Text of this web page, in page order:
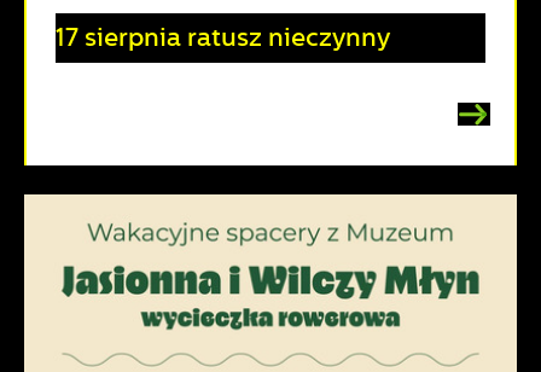
17 sierpnia ratusz nieczynny